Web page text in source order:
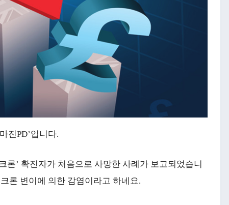
진PD’입니다.
론’ 확진자가 처음으로 사망한 사례가 보고되었습니
론 변이에 의한 감염이라고 하네요.